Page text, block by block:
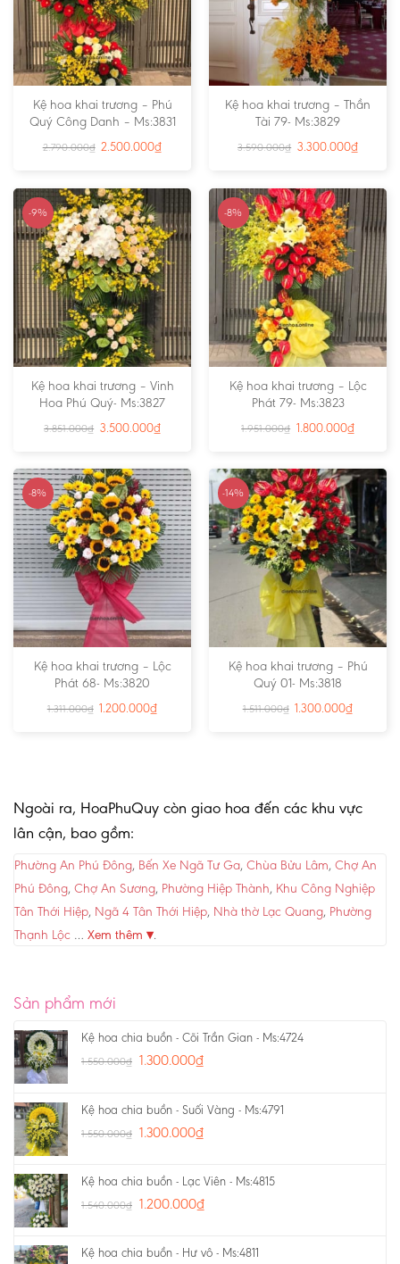
Kệ hoa khai trương – Phú
Quý Công Danh – Ms:3831
2.790.000₫ 2.500.000₫
Kệ hoa khai trương – Thần
Tài 79- Ms:3829
3.590.000₫ 3.300.000₫
-9%
Kệ hoa khai trương – Vinh
Hoa Phú Quý- Ms:3827
3.851.000₫ 3.500.000₫
-8%
Kệ hoa khai trương – Lộc
Phát 79- Ms:3823
1.951.000₫ 1.800.000₫
-8%
Kệ hoa khai trương – Lộc
Phát 68- Ms:3820
1.311.000₫ 1.200.000₫
-14%
Kệ hoa khai trương – Phú
Quý 01- Ms:3818
1.511.000₫ 1.300.000₫
Ngoài ra, HoaPhuQuy còn giao hoa đến các khu vực
lân cận, bao gồm:
Phường An Phú Đông, Bến Xe Ngã Tư Ga, Chùa Bửu Lâm, Chợ An
Phú Đông, Chợ An Sương, Phường Hiệp Thành, Khu Công Nghiệp
Tân Thới Hiệp, Ngã 4 Tân Thới Hiệp, Nhà thờ Lạc Quang, Phường
Thạnh Lộc … Xem thêm ▾.
Sản phẩm mới
Kệ hoa chia buồn - Cõi Trần Gian - Ms:4724
1.550.000₫ 1.300.000₫
Kệ hoa chia buồn - Suối Vàng - Ms:4791
1.550.000₫ 1.300.000₫
Kệ hoa chia buồn - Lạc Viên - Ms:4815
1.540.000₫ 1.200.000₫
Kệ hoa chia buồn - Hư vô - Ms:4811